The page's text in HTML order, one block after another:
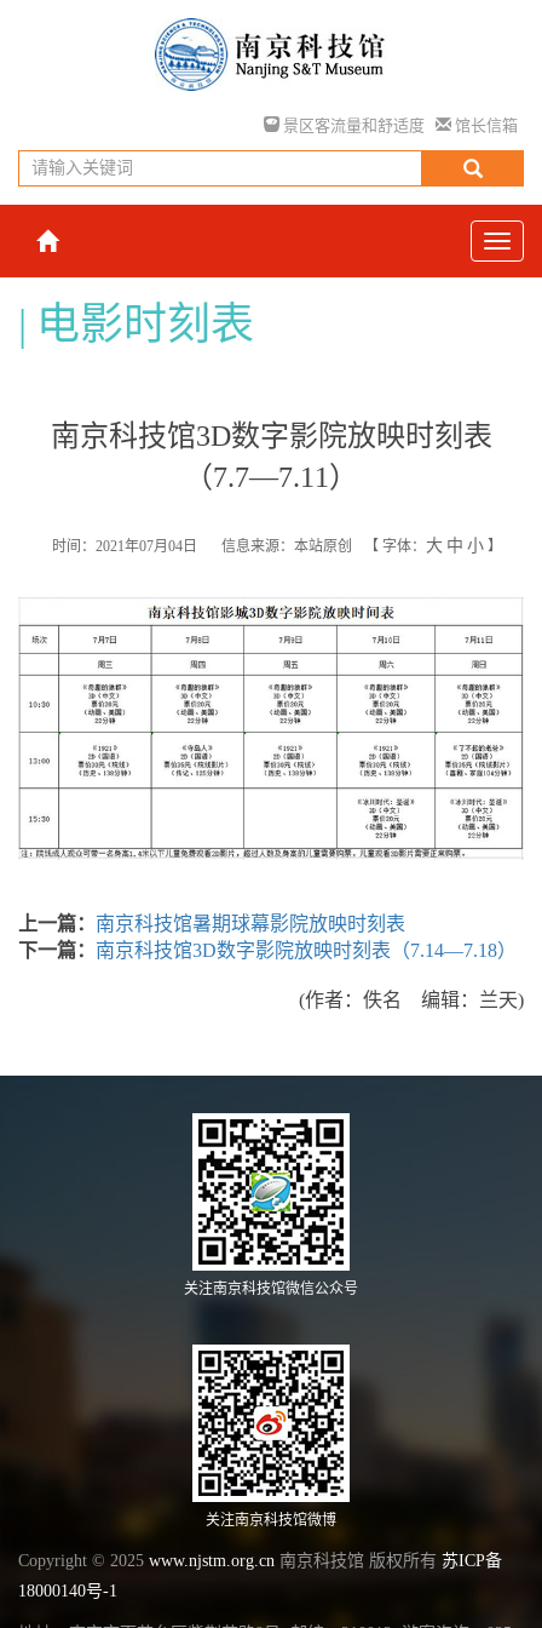
景区客流量和舒适度 馆长信箱
电影时刻表
南京科技馆3D数字影院放映时刻表
（7.7—7.11）
时间：2021年07月04日 信息来源：本站原创 【 字体： 大 中 小 】
上一篇： 南京科技馆暑期球幕影院放映时刻表
下一篇： 南京科技馆3D数字影院放映时刻表（7.14—7.18）
(作者：佚名 编辑：兰天)
关注南京科技馆微信公众号
关注南京科技馆微博
Copyright © 2025 www.njstm.org.cn 南京科技馆 版权所有 苏ICP备
18000140号-1